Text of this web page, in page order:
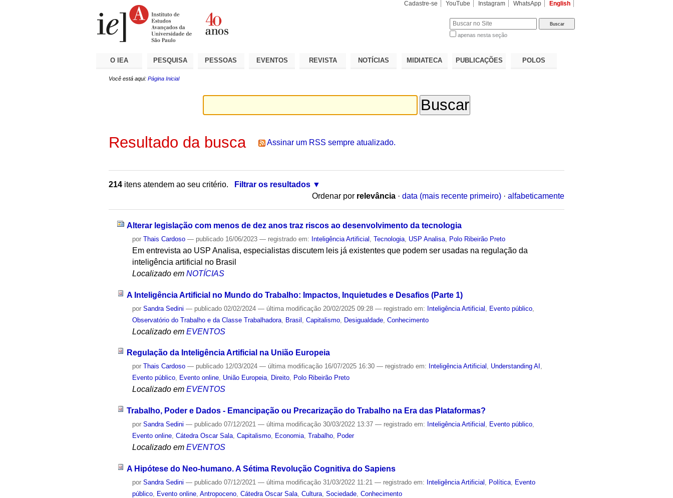
Cadastre-se YouTube Instagram WhatsApp English
apenas nesta seção
O IEA PESQUISA PESSOAS EVENTOS REVISTA NOTÍCIAS MIDIATECA PUBLICAÇÕES POLOS
Você está aqui: Página Inicial
Resultado da busca Assinar um RSS sempre atualizado.
214 itens atendem ao seu critério.
Filtrar os resultados
Ordenar por relevância · data (mais recente primeiro) · alfabeticamente
Alterar legislação com menos de dez anos traz riscos ao desenvolvimento da tecnologia
porThais Cardoso — publicado 16/06/2023— registrado em: Inteligência Artificial ,Tecnologia USP Analisa Polo Ribeirão Preto
Em entrevista ao USP Analisa, especialistas discutem leis já existentes que podem ser usadas na regulação da
inteligência artificial no Brasil
Localizado em NOTÍCIAS
A Inteligência Artificial no Mundo do Trabalho: Impactos, Inquietudes e Desafios (Parte 1)
porSandra Sedini — publicado 02/02/2024— última modificação 20/02/2025 09:28— registrado em: Inteligência Artificial Evento público
Observatório do Trabalho e da Classe Trabalhadora Brasil ,Capitalismo Desigualdade ,Conhecimento
Localizado em EVENTOS
Regulação da Inteligência Artificial na União Europeia
porThais Cardoso — publicado 12/03/2024— última modificação 16/07/2025 16:30— registrado em: Inteligência Artificial , Understanding AI ,
Evento público, Evento online, União Europeia, Direito, Polo Ribeirão Preto
Localizado em EVENTOS
Trabalho, Poder e Dados - Emancipação ou Precarização do Trabalho na Era das Plataformas?
porSandra Sedini — publicado 07/12/2021— última modificação 30/03/2022 13:37— registrado em: Inteligência Artificial , Evento público,
Evento online,Cátedra Oscar Sala,Capitalismo, Economia,Trabalho, Poder
Localizado em EVENTOS
A Hipótese do Neo-humano. A Sétima Revolução Cognitiva do Sapiens
porSandra Sedini — publicado 07/12/2021— última modificação 31/03/2022 11:21— registrado em: Inteligência Artificial Política
Evento
público
Evento online ,Antropoceno ,Cátedra Oscar Sala ,Cultura ,Sociedade ,Conhecimento